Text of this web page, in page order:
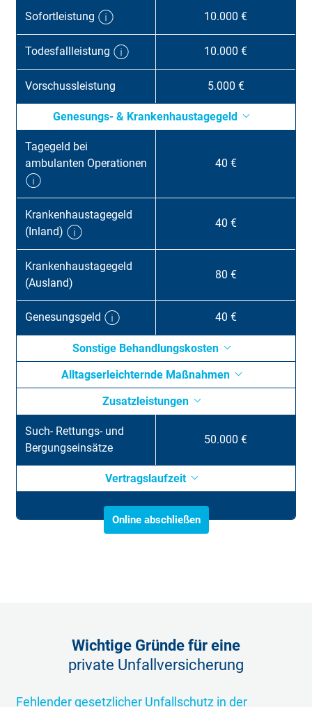
Sofortleistung 10.000 €
Todesfallleistung 10.000 €
Vorschussleistung 5.000 €
Genesungs- & Krankenhaustagegeld
Tagegeld bei
ambulanten Operationen
40 €
Krankenhaus­tage­geld
(Inland)
40 €
Krankenhaus­tagegeld
(Ausland)
80 €
Genesungsgeld 40 €
Sonstige Behandlungskosten
Alltagser­leichternde Maßnahmen
Zusatzleistungen
Such- Rettungs- und
Bergungseinsätze
50.000 €
Vertragslaufzeit
Online abschließen
Wichtige Gründe für eine
private Unfallversicherung
Fehlender gesetzlicher Unfallschutz in der